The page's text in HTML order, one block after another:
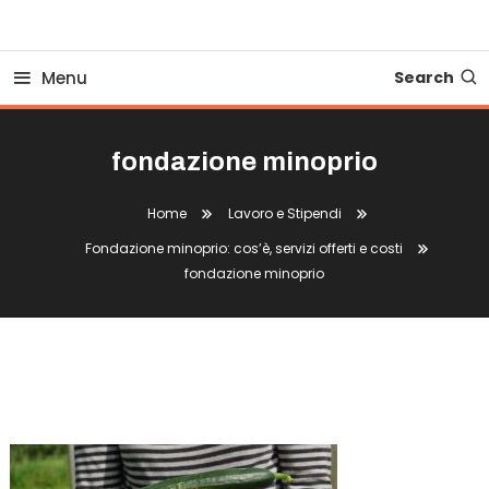
Menu Search
fondazione minoprio
Home
Lavoro e Stipendi
Fondazione minoprio: cos’è, servizi offerti e costi
fondazione minoprio